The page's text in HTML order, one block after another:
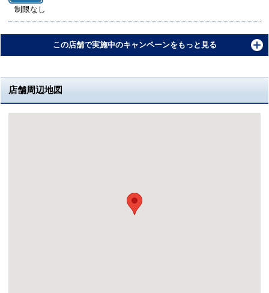
制限なし
この店舗で実施中のキャンペーンをもっと見る
店舗周辺地図